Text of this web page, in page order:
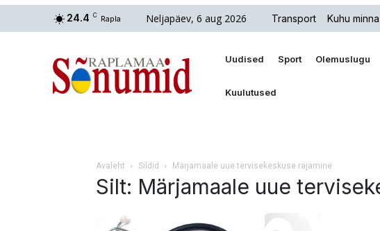
24.4 C Rapla Neljapäev, 6 aug 2026 Transport Kuhu minna
Uudised Sport Olemuslugu
Kuulutused
Avaleht Sildid Märjamaale uue tervisekeskuse rajamine
Silt: Märjamaale uue